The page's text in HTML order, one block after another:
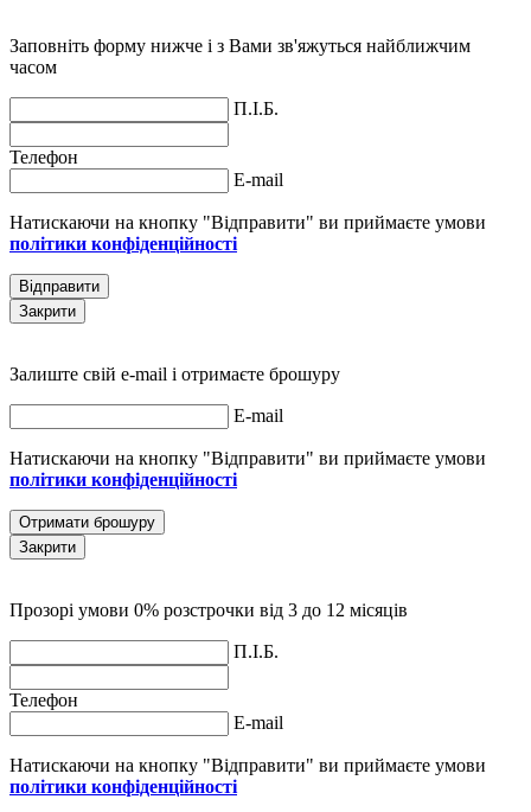
Заповніть форму нижче і з Вами зв'яжуться найближчим
часом
П.І.Б.
Телефон
E-mail
Натискаючи на кнопку "Відправити" ви приймаєте умови
політики конфіденційності
Відправити
Закрити
Залиште свій e-mail і отримаєте брошуру
E-mail
Натискаючи на кнопку "Відправити" ви приймаєте умови
політики конфіденційності
Отримати брошуру
Закрити
Прозорі умови 0% розстрочки від 3 до 12 місяців
П.І.Б.
Телефон
E-mail
Натискаючи на кнопку "Відправити" ви приймаєте умови
політики конфіденційності